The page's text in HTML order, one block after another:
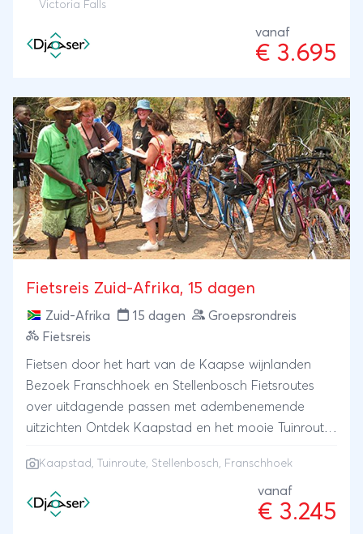
Victoria Falls
vanaf
€ 3.695
Fietsreis Zuid-Afrika, 15 dagen
Zuid-Afrika 15 dagen
Groepsrondreis
Fietsreis
Fietsen door het hart van de Kaapse wijnlanden
Bezoek Franschhoek en Stellenbosch Fietsroutes
over uitdagende passen met adembenemende
uitzichten Ontdek Kaapstad en het mooie Tuinroute-
Kaapstad , Tuinroute, Stellenbosch, Franschhoek
vanaf
€ 3.245